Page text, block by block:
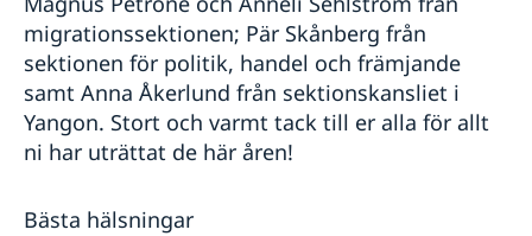
migrationssektionen; Pär Skånberg från
sektionen för politik, handel och främjande
samt Anna Åkerlund från sektionskansliet i
Yangon. Stort och varmt tack till er alla för allt
ni har uträttat de här åren!
Bästa hälsningar